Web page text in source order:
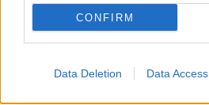
CONFIRM
Data Deletion Data Access